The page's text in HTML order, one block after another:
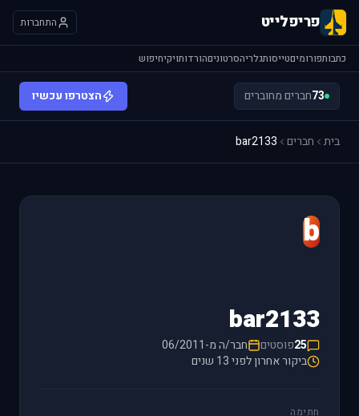
פריפלייט התחברות
כתבותפורומיםטייסותגלריהסרטוניםהורדותויקיחיפוש
73חברים מחוברים הצטרפו עכשיו
בית חברים bar2133
b
bar2133
25פוסטים
חבר/ה מ-06/2011
ביקור אחרון לפני 13 שנים
חתימה